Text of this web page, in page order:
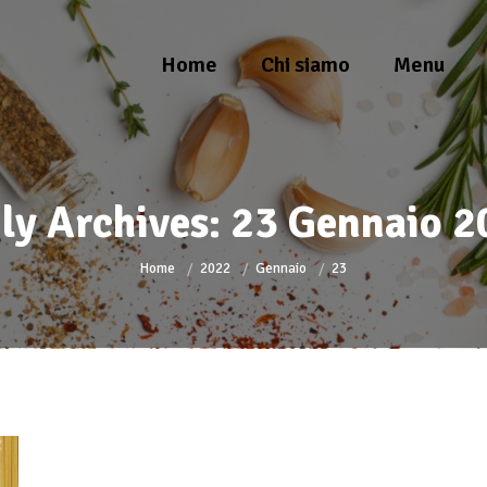
Home Chi siamo Menu
Archives: 23 Gennaio
You are here:
Home 2022 Gennaio 23